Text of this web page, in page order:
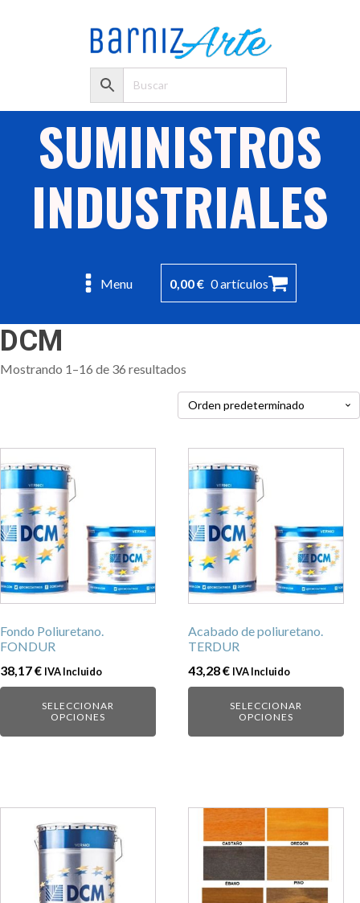
SUMINISTROS
INDUSTRIALES
Menu 0,00€ 0 artículos
DCM
Mostrando 1–16 de 36 resultados
Fondo Poliuretano.
FONDUR
38,17€ IVA Incluido
SELECCIONAR
OPCIONES
producto
tiene
múltiples
variantes.
Las
opciones
se
elegir
la
producto
Acabado de poliuretano.
TERDUR
43,28€ IVA Incluido
SELECCIONAR
OPCIONES
producto
tiene
múltiples
variantes.
Las
opciones
se
elegir
la
producto
producto
múltiples
variantes.
Este
producto
múltiples